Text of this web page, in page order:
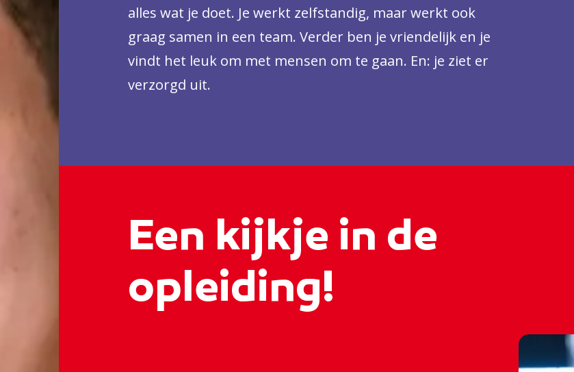
alles wat je doet. Je werkt zelfstandig, maar werkt ook
graag samen in een team. Verder ben je vriendelijk en je
vindt het leuk om met mensen om te gaan. En: je ziet er
verzorgd uit.
Een kijkje in de
opleiding!